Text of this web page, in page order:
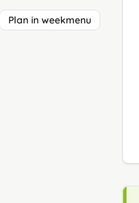
Plan in weekmenu